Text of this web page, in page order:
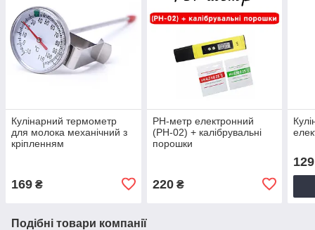
Кулінарний термометр
для молока механічний з
кріпленням
169 ₴
PH-метр електронний
(PH-02) + калібрувальні
порошки
220₴
129
Подібні товари компанії